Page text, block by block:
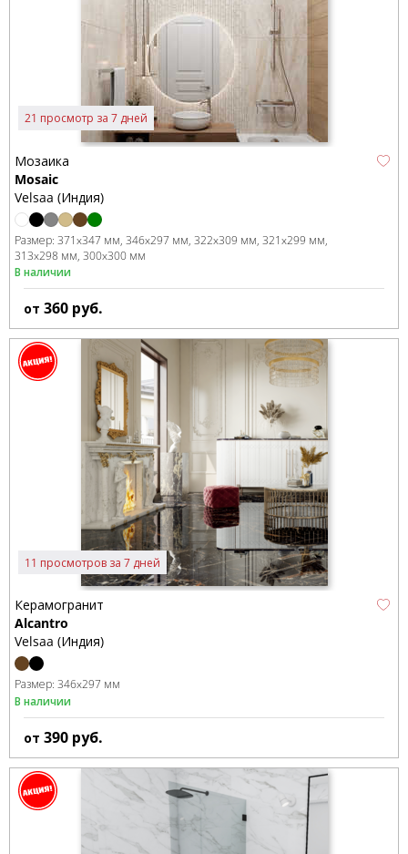
21 просмотр за 7 дней
Мозаика
Mosaic
Velsaa (Индия)
Размер: 371x347 мм 346x297 мм 322x309 мм 321x299 мм
313x298 мм 300x300 мм
В наличии
от 360 руб.
11 просмотров за 7 дней
Керамогранит
Alcantro
Velsaa (Индия)
Размер: 346x297 мм
В наличии
от 390 руб.